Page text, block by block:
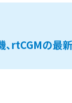
、rtCGMの最